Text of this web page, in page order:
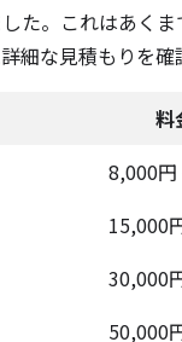
た。これはあく
細な見積もりを確
料
8,000
15,000
30,000
50,000